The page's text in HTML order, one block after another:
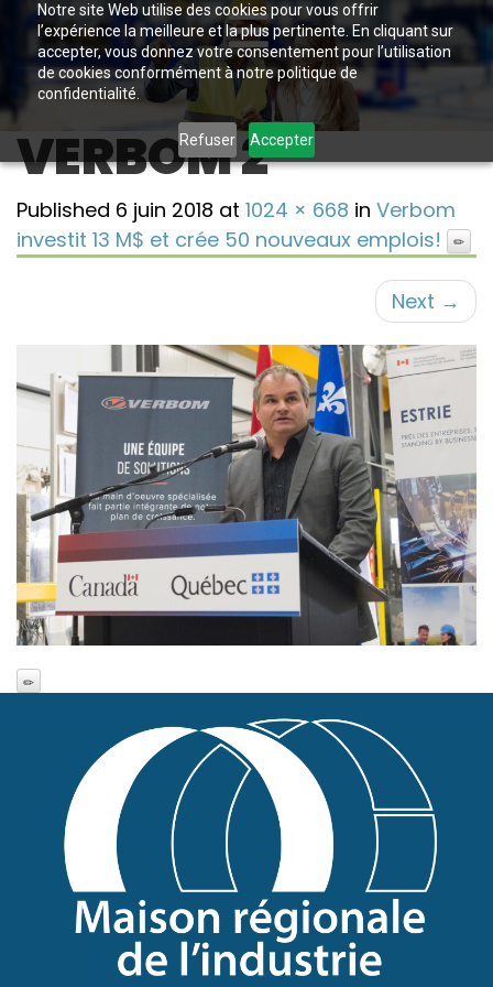
Notre site Web utilise des cookies pour vous offrir
l’expérience la meilleure et la plus pertinente. En cliquant sur
accepter, vous donnez votre consentement pour l’utilisation
de cookies conformément à notre politique de
confidentialité.
Refuser Accepter
VERBOM 2
Published 6 juin 2018 at 1024 × 668 in Verbom
investit 13 M$ et crée 50 nouveaux emplois!
Next →